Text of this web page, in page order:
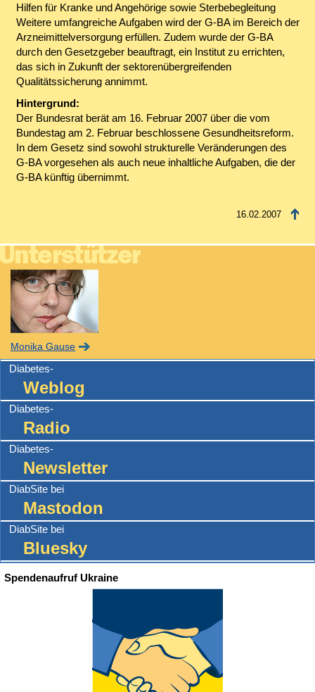
Hilfen für Kranke und Angehörige sowie Sterbebegleitung
Weitere umfangreiche Aufgaben wird der G-BA im Bereich der
Arzneimittelversorgung erfüllen. Zudem wurde der G-BA
durch den Gesetzgeber beauftragt, ein Institut zu errichten,
das sich in Zukunft der sektorenübergreifenden
Qualitätssicherung annimmt.
Hintergrund:
Der Bundesrat berät am 16. Februar 2007 über die vom
Bundestag am 2. Februar beschlossene Gesundheitsreform.
In dem Gesetz sind sowohl strukturelle Veränderungen des
G-BA vorgesehen als auch neue inhaltliche Aufgaben, die der
G-BA künftig übernimmt.
16.02.2007
Monika Gause
Diabetes-
Weblog
Diabetes-
Radio
Diabetes-
Newsletter
DiabSite bei
Mastodon
DiabSite bei
Bluesky
Spendenaufruf Ukraine